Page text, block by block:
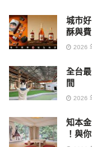
城市
酥與
2026
全台
間
2026
知本
！與